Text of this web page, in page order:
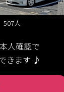
507人
人確認で
きます ♪